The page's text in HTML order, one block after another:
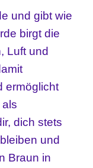
und gibt wie
birgt die
Luft und
ermöglicht
dich stets
und
Braun in